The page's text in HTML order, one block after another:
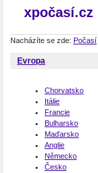
xpočasí.cz
Nacházíte se zde: Počasí
Evropa
Chorvatsko
Itálie
Francie
Bulharsko
Maďarsko
Anglie
Německo
Česko